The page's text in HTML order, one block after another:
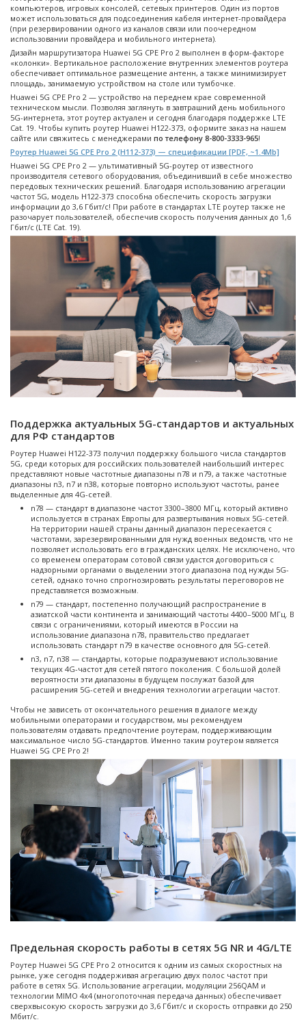
компьютеров, игровых консолей, сетевых принтеров. Один из портов
может использоваться для подсоединения кабеля интернет-провайдера
(при резервировании одного из каналов связи или поочередном
использовании провайдера и мобильного интернета).
Дизайн маршрутизатора Huawei 5G CPE Pro 2 выполнен в форм-факторе
«колонки». Вертикальное расположение внутренних элементов роутера
обеспечивает оптимальное размещение антенн, а также минимизирует
площадь, занимаемую устройством на столе или тумбочке.
Huawei 5G CPE Pro 2 — устройство на переднем крае современной
техническом мысли. Позволяя заглянуть в завтрашний день мобильного
5G-интернета, этот роутер актуален и сегодня благодаря поддержке LTE
Cat. 19. Чтобы купить роутер Huawei H122-373, оформите заказ на нашем
сайте или свяжитесь с менеджерами по телефону 8-800-3333-965!
Роутер Huawei 5G CPE Pro 2 (H112-373) — спецификации [PDF, ~1.4Mb]
Huawei 5G CPE Pro 2 — ультимативный 5G-роутер от известного
производителя сетевого оборудования, объединивший в себе множество
передовых технических решений. Благодаря использованию агрегации
частот 5G, модель H122-373 способна обеспечить скорость загрузки
информации до 3,6 Гбит/с! При работе в стандартах LTE роутер также не
разочарует пользователей, обеспечив скорость получения данных до 1,6
Гбит/с (LTE Cat. 19).
Поддержка актуальных 5G-стандартов и актуальных
для РФ стандартов
Роутер Huawei H122-373 получил поддержку большого числа стандартов
5G, среди которых для российских пользователей наибольший интерес
представляют новые частотные диапазоны n78 и n79, а также частотные
диапазоны n3, n7 и n38, которые повторно используют частоты, ранее
выделенные для 4G-сетей.
n78 — стандарт в диапазоне частот 3300–3800 МГц, который активно
используется в странах Европы для развертывания новых 5G-сетей.
На территории нашей страны данный диапазон пересекается с
частотами, зарезервированными для нужд военных ведомств, что не
позволяет использовать его в гражданских целях. Не исключено, что
со временем операторам сотовой связи удастся договориться с
надзорными органами о выделении этого диапазона под нужды 5G-
сетей, однако точно спрогнозировать результаты переговоров не
представляется возможным.
n79 — стандарт, постепенно получающий распространение в
азиатской части континента и занимающий частоты 4400–5000 МГц. В
связи с ограничениями, который имеются в России на
использование диапазона n78, правительство предлагает
использовать стандарт n79 в качестве основного для 5G-сетей.
n3, n7, n38 — стандарты, которые подразумевают использование
текущих 4G-частот для сетей пятого поколения. С большой долей
вероятности эти диапазоны в будущем послужат базой для
расширения 5G-сетей и внедрения технологии агрегации частот.
Чтобы не зависеть от окончательного решения в диалоге между
мобильными операторами и государством, мы рекомендуем
пользователям отдавать предпочтение роутерам, поддерживающим
максимальное число 5G-стандартов. Именно таким роутером является
Huawei 5G CPE Pro 2!
Предельная скорость работы в сетях 5G NR и 4G/LTE
Роутер Huawei 5G CPE Pro 2 относится к одним из самых скоростных на
рынке, уже сегодня поддерживая агрегацию двух полос частот при
работе в сетях 5G. Использование агрегации, модуляции 256QAM и
технологии MIMO 4x4 (многопоточная передача данных) обеспечивает
сверхвысокую скорость загрузки до 3,6 Гбит/с и скорость отправки до 250
Мбит/с.